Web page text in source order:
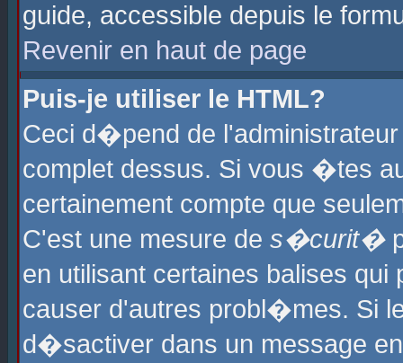
guide, accessible depuis le
Revenir en haut de page
Puis-je utiliser le HTML?
Ceci d�pend de
complet dessus. Si vous �tes
certainement compte que
C'est une mesure de s�curit�
en utilisant certaines balises
causer d'autres probl�mes. Si
d�sactiver dans un message